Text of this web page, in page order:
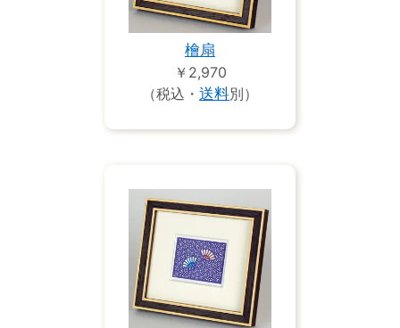
檜扇
￥2,970
（税込・ 送料別）